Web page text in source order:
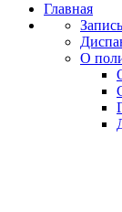
Главная
О